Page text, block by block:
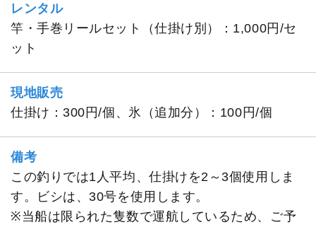
レンタル
竿・手巻リールセット（仕掛け別）：1,000円/セ
ット
現地販売
仕掛け：300円/個、氷（追加分）：100円/個
備考
この釣りでは1人平均、仕掛けを2～3個使用しま
す。ビシは、30号を使用します。
※当船は限られた隻数で運航しているため、ご予